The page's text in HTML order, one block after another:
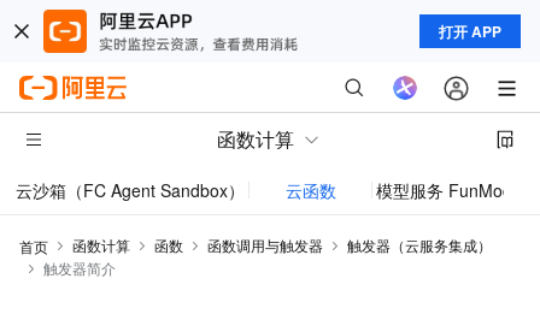
打开 APP
函数计算
云沙箱（FC Agent Sandbox） 云函数 模型服务 FunModel
首页 函数计算 函数 函数调用与触发器
触发器（云服务集成）
触发器简介